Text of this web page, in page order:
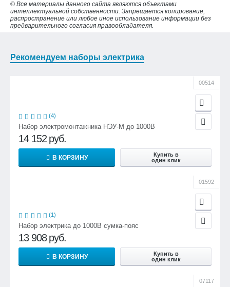
© Все материалы данного сайта являются объектами
интеллектуальной собственности. Запрещается копирование,
распространение или любое иное использование информации без
предварительного согласия правообладателя.
Рекомендуем наборы электрика
00514
(4)
Набор электромонтажника НЭУ-М до 1000В
14 152 руб.
В КОРЗИНУ
Купить в
один клик
01592
(1)
Набор электрика до 1000В сумка-пояс
13 908 руб.
В КОРЗИНУ
Купить в
один клик
07117